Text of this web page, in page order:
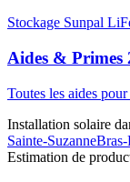
Stockage Sunpal
Aides & Primes
Toutes les aides
Installation solaire
Sainte-SuzanneBras-
Estimation de